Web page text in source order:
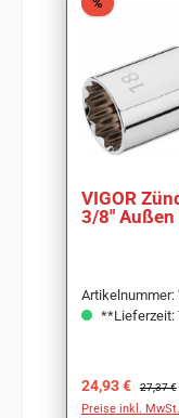
VIGOR
3/8"
Artikelnummer:
**Lieferzeit:
Verkaufspreis:
24,93 € 27,37 €
Preise inkl.